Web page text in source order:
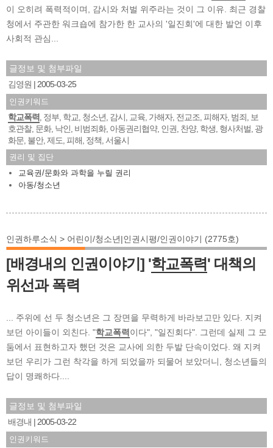
이 오히려 폭력적이며, 감시와 처벌 위주라는 것이 그 이유. 최근 경찰
청에서 주관한 워크숍에 참가한 한 교사의 '일진회'에 대한 발언 이후
사회적 관심...
글정보 및 첨부파일
김영원
2005-03-25
인권키워드
학교폭력 정부 학교 청소년 감시 교육 가해자, 전교조 피해자, 범죄 보
호관찰, 문화, 낙인 비범죄화, 아동권리협약, 인권 찬양, 학생 형사처벌 광
화문 불안, 제도 피해 정책 서울시
권리 및 집단
교육권/문화와 과학을 누릴 권리
아동/청소년
인권하루소식 > 어린이/청소년|인권시평/인권이야기 (2775호)
[배경내의 인권이야기] '학교폭력' 대책의
위선과 폭력
... 주위에 선 두 청소년은 그 장면을 무력하게 바라보고만 있다. 지켜
보던 아이들이 외친다. "학교폭력 이다", "일진회다". 그런데 실제 그 모
둠에서 표현하고자 했던 것은 교사에 의한 두발 단속이었다. 왜 지켜
보던 우리가 그런 착각을 하게 되었을까 되물어 보았더니, 청소년들의
답이 명쾌하다....
글정보 및 첨부파일
배경내
2005-03-22
인권키워드